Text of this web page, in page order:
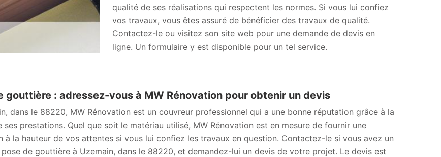
qualité de ses réalisations qui respectent les normes. Si vous lui confiez
vos travaux, vous êtes assuré de bénéficier des travaux de qualité.
Contactez-le ou visitez son site web pour une demande de devis en
ligne. Un formulaire y est disponible pour un tel service.
gouttière : adressez-vous à MW Rénovation pour obtenir un devis
dans le 88220, MW Rénovation est un couvreur professionnel qui a une bonne réputation grâce à la
ses prestations. Quel que soit le matériau utilisé, MW Rénovation est en mesure de fournir une
à la hauteur de vos attentes si vous lui confiez les travaux en question. Contactez-le si vous avez un
de gouttière à Uzemain, dans le 88220, et demandez-lui un devis de votre projet. Le devis est